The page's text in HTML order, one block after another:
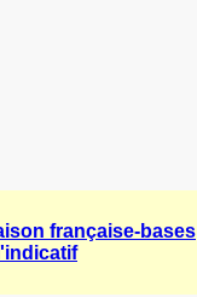
française-bases